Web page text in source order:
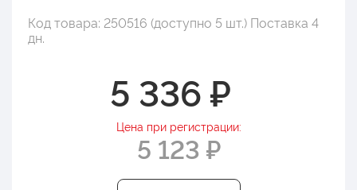
Код товара: 250516 (доступно 5 шт.) Поставка 4
дн.
5 336 ₽
Цена при регистрации:
5 123 ₽